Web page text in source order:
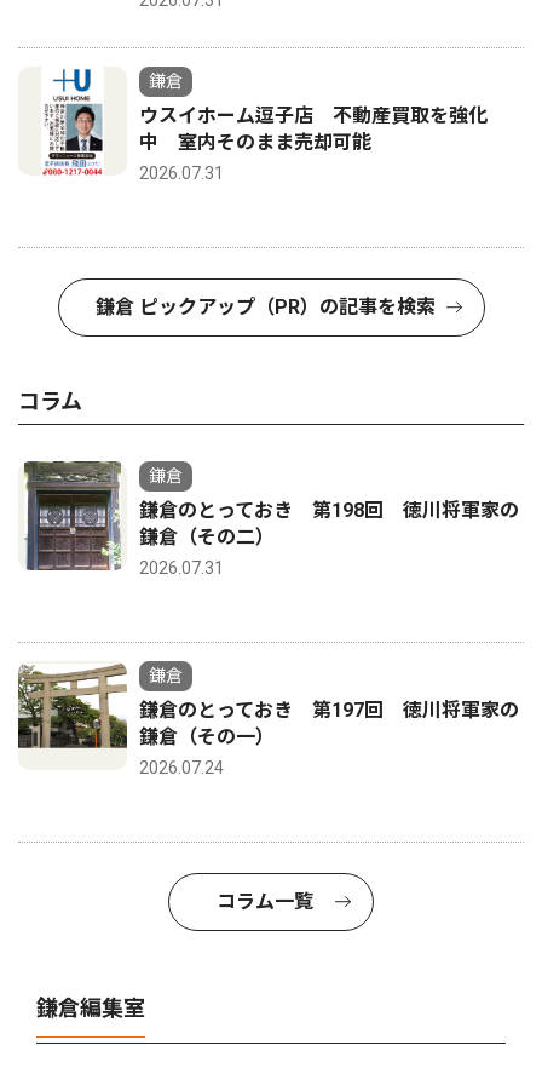
鎌倉
ウスイホーム逗子店 不動産買取を強化
中 室内そのまま売却可能
2026.07.31
鎌倉 ピックアップ（PR）の記事を検索
コラム
鎌倉
鎌倉のとっておき 第198回 徳川将軍家の
鎌倉（その二）
2026.07.31
鎌倉
鎌倉のとっておき 第197回 徳川将軍家の
鎌倉（その一）
2026.07.24
コラム一覧
鎌倉編集室